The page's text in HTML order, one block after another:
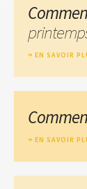
EN SAVOIR
EN SAVOIR